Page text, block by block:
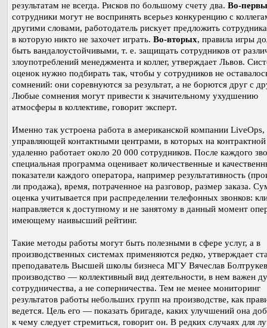
результатам не всегда. Рисков по большому счету два. Во-
сотрудники могут не воспринять всерьез конкуренцию с
другими словами, работодатель рискует предложить
в которую никто не захочет играть. Во-вторых, правила игры
быть вандалоустойчивыми, т. е. защищать сотрудников от
злоупотреблений менеджмента и коллег, утверждает Львов.
оценок нужно подбирать так, чтобы у сотрудников не
сомнений: они соревнуются за результат, а не борются друг с
Любые сомнения могут привести к значительному ухудшению
атмосферы в коллективе, говорит эксперт.
Именно так устроена работа в американской компании LiveOps,
управляющей контактными центрами, в которых на контрактной
удаленно работает около 20 000 сотрудников. После каждого
специальная программа оценивает количественные и
показатели каждого оператора, например результативность
ли продажа), время, потраченное на разговор, размер заказа.
оценка учитывается при распределении телефонных звонков:
направляется к доступному и не занятому в данный момент
имеющему наивысший рейтинг.
Такие методы работы могут быть полезными в сфере услуг, а в
производственных системах применяются редко, утверждает
преподаватель Высшей школы бизнеса МГУ Вячеслав
производство — коллективный вид деятельности, в нем важен
сотрудничества, а не соперничества. Тем не менее мониторинг
результатов работы небольших групп на производстве, как
ведется. Цель его — показать бригаде, каких улучшений она
к чему следует стремиться, говорит он. В редких случаях для